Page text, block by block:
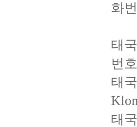
화
태
번
태
태